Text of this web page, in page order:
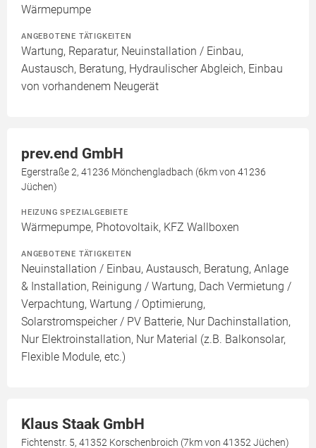
Wärmepumpe
ANGEBOTENE TÄTIGKEITEN
Wartung, Reparatur, Neuinstallation / Einbau,
Austausch, Beratung, Hydraulischer Abgleich, Einbau
von vorhandenem Neugerät
prev.end GmbH
Egerstraße 2, 41236 Mönchengladbach (6km von 41236
Jüchen)
HEIZUNG SPEZIALGEBIETE
Wärmepumpe, Photovoltaik, KFZ Wallboxen
ANGEBOTENE TÄTIGKEITEN
Neuinstallation / Einbau, Austausch, Beratung, Anlage
& Installation, Reinigung / Wartung, Dach Vermietung /
Verpachtung, Wartung / Optimierung,
Solarstromspeicher / PV Batterie, Nur Dachinstallation,
Nur Elektroinstallation, Nur Material (z.B. Balkonsolar,
Flexible Module, etc.)
Klaus Staak GmbH
Fichtenstr. 5, 41352 Korschenbroich (7km von 41352 Jüchen)